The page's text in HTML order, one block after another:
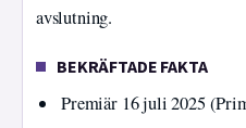
avslutning.
BEKRÄFTADE FAKTA
Premiär 16 juli 2025